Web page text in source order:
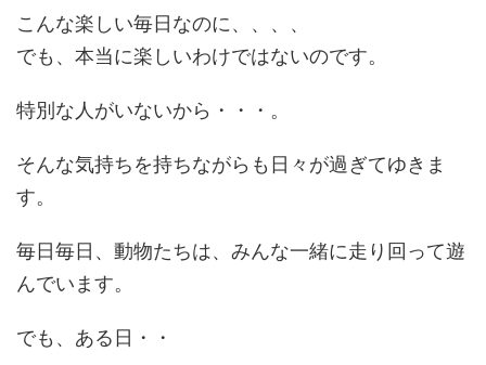
こんな楽しい毎日なのに、、、、
でも、本当に楽しいわけではないのです。
特別な人がいないから・・・。
そんな気持ちを持ちながらも日々が過ぎてゆきま
す。
毎日毎日、動物たちは、みんな一緒に走り回って遊
んでいます。
でも、ある日・・